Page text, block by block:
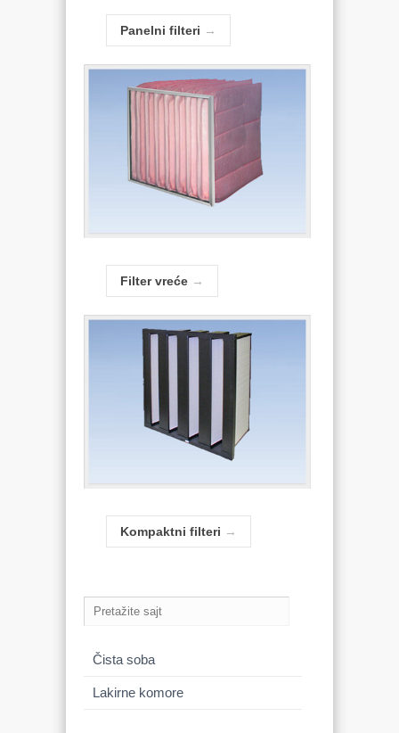
Panelni filteri →
Filter vreće →
Kompaktni filteri →
Čista soba
Lakirne komore